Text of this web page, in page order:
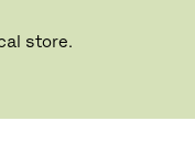
store.